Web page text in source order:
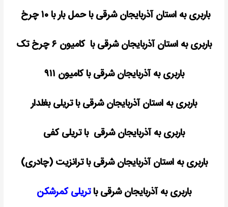
باربری به استان آذربایجان شرقی با حمل بار با ۱۰ چرخ
باربری به استان آذربایجان شرقی با کامیون ۶ چرخ تک
باربری به آذربایجان شرقی با کامیون ۹۱۱
باربری به استان آذربایجان شرقی با تریلی بغلدار
باربری به آذربایجان شرقی با تریلی کفی
باربری به استان آذربایجان شرقی با ترانزیت (چادری)
باربری به آذربایجان شرقی باتریلی کمرشکن